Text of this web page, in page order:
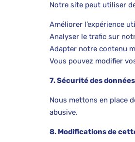
Notre site peut utiliser
Améliorer l’expérience
Analyser le trafic sur
Adapter notre contenu
Vous pouvez modifier
7. Sécurité des données
Nous mettons en place
abusive.
8. Modifications de